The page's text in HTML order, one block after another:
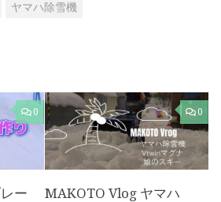
ヤマハ除雪機
0
ー
0
MAKOTO Vlog ヤマハ